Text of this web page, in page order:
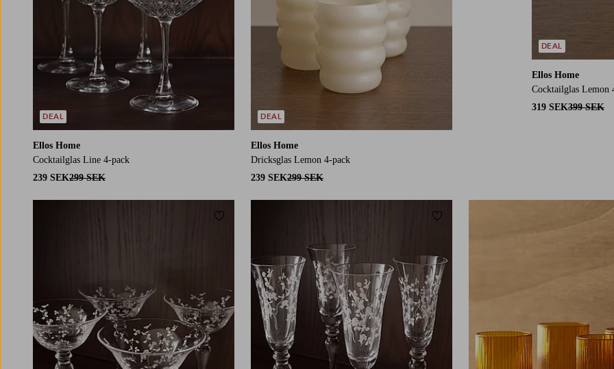
Ellos Home
Cocktailglas Lemon
319 SEK399 SEK
DEAL
Ellos Home
Cocktailglas Line 4-pack
239 SEK299 SEK
DEAL
Ellos Home
Dricksglas Lemon 4-pack
239 SEK299 SEK
DEAL
Lägg till i favoriter Lägg till i favoriter